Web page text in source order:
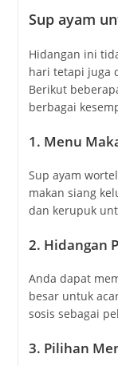
Sup ayam
Hidangan ini
hari tetapi juga
Berikut
berbagai
1. Menu
Sup ayam
makan siang
dan kerupuk
2. Hidangan
Anda dapat
besar untuk
sosis sebagai
3. Pilihan